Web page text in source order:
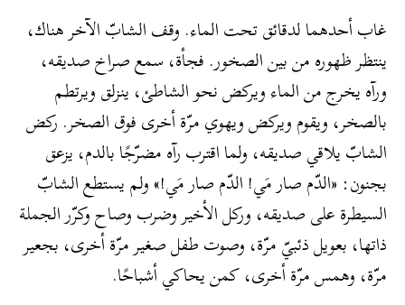
غاب أحدهما لدقائق تحت الماء. وقف الشابّ الآخر هناك،
ينتظر ظهوره من بين الصخور. فجأة، سمع صراخ صديقه،
ورآه يخرج من الماء ويركض نحو الشاطئ، ينزلق ويرتطم
بالصخر، ويقوم ويركض ويهوي مرّة أخرى فوق الصخر. ركض
الشابّ يلاقي صديقه، ولما اقترب رآه مضرّجًا بالدم، يزعق
بجنون: «الدّم صار مَي! الدّم صار مَي!» ولم يستطع الشابّ
السيطرة على صديقه، وركل الأخير وضرب وصاح وكرّر الجملة
ذاتها، بعويل ذئبيّ مرّة، وصوت طفل صغير مرّة أخرى، بجعير
مرّة، وهمس مرّة أخرى، كمن يحاكي أشباحًا.